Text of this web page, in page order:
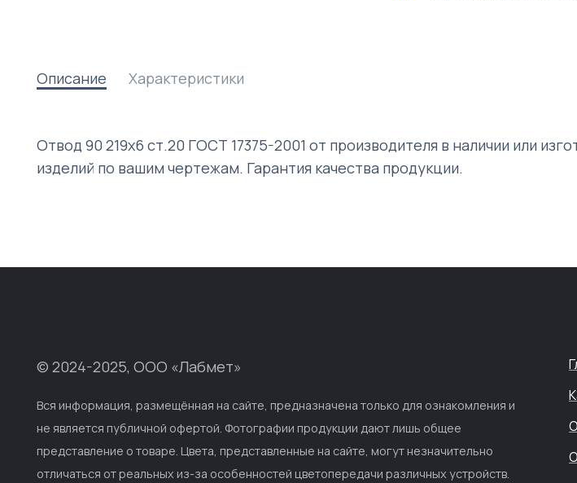
Описание Характеристики
Отвод 90 219х6 ст.20 ГОСТ 17375-2001 от производителя в наличии или
изделий по вашим чертежам. Гарантия качества продукции.
© 2024-2025, ООО «Лабмет»
Вся информация, размещённая на сайте, предназначена только для ознакомления и
не является публичной офертой. Фотографии продукции дают лишь общее
представление о товаре. Цвета, представленные на сайте, могут незначительно
отличаться от реальных из-за особенностей цветопередачи различных устройств.